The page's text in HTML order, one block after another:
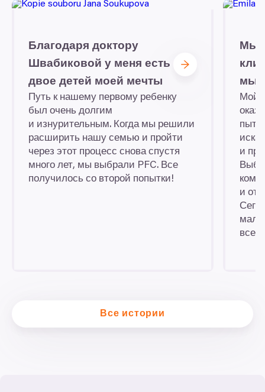
Благодаря доктору
Швабиковой у меня есть
двое детей моей мечты
Путь к нашему первому ребенку
был очень долгим
и изнурительным. Когда мы решили
расширить нашу семью и пройти
через этот процесс снова спустя
много лет, мы выбрали PFC. Все
получилось со второй попытки!
Мы
мы
Мой
и
и
всем
Все истории